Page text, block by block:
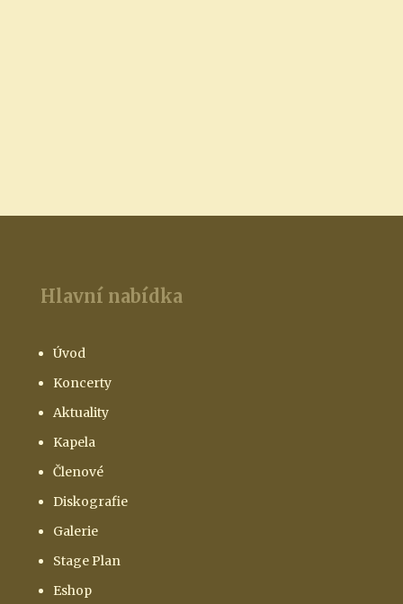
Hlavní nabídka
Úvod
Koncerty
Aktuality
Kapela
Členové
Diskografie
Galerie
Stage Plan
Eshop